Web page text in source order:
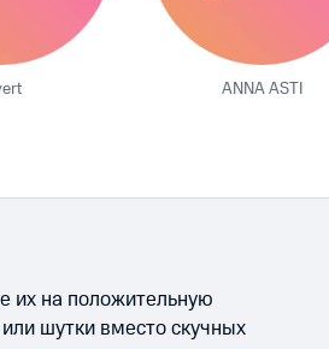
ANNA ASTI
их на положительную
шутки вместо скучных